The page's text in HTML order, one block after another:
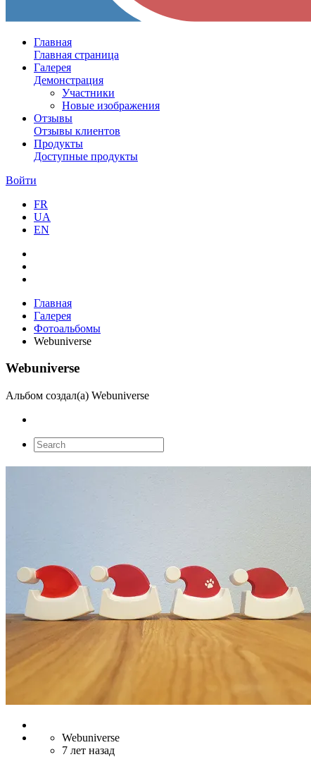
Главная
Главная страница
Галерея
Демонстрация
Участники
Новые изображения
Отзывы
Отзывы клиентов
Продукты
Доступные продукты
Войти
FR
UA
EN
Главная
Галерея
Фотоальбомы
Webuniverse
Webuniverse
Альбом создал(а) Webuniverse
Webuniverse
7 лет назад